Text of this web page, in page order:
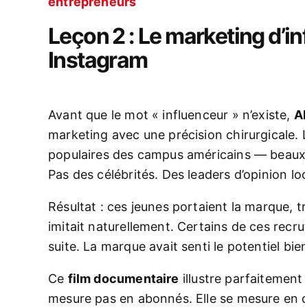
Leçon 2 : Le marketing
Instagram
Avant que le mot « influenceur » n’existe,
marketing avec une précision
populaires des campus américains —
Pas des célébrités. Des leaders d’opinion
Résultat : ces jeunes portaient la marque,
imitait naturellement. Certains de ces
suite. La marque avait senti le potentiel
Ce film documentaire illustre parfaitement
mesure pas en abonnés. Elle se mesure